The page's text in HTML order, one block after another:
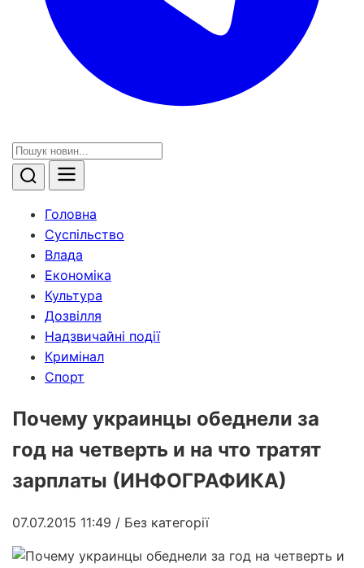
Головна
Суспільство
Влада
Економіка
Культура
Дозвілля
Надзвичайні події
Кримінал
Спорт
Почему украинцы обеднели за
год на четверть и на что тратят
зарплаты (ИНФОГРАФИКА)
07.07.2015 11:49 / Без категорії